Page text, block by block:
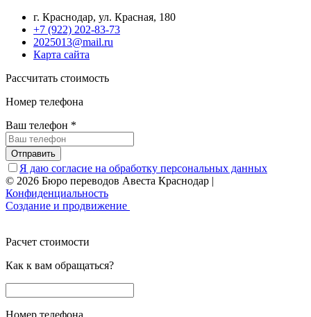
г. Краснодар, ул. Красная, 180
+7 (922) 202-83-73
2025013@mail.ru
Карта сайта
Рассчитать стоимость
Номер телефона
Ваш телефон *
Отправить
Я даю согласие на обработку персональных данных
© 2026 Бюро переводов Авеста Краснодар |
Конфиденциальность
Создание и продвижение
Расчет стоимости
Как к вам обращаться?
Номер телефона